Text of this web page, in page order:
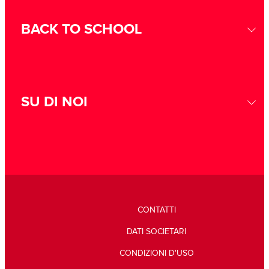
BACK TO SCHOOL
SU DI NOI
CONTATTI
DATI SOCIETARI
CONDIZIONI D'USO